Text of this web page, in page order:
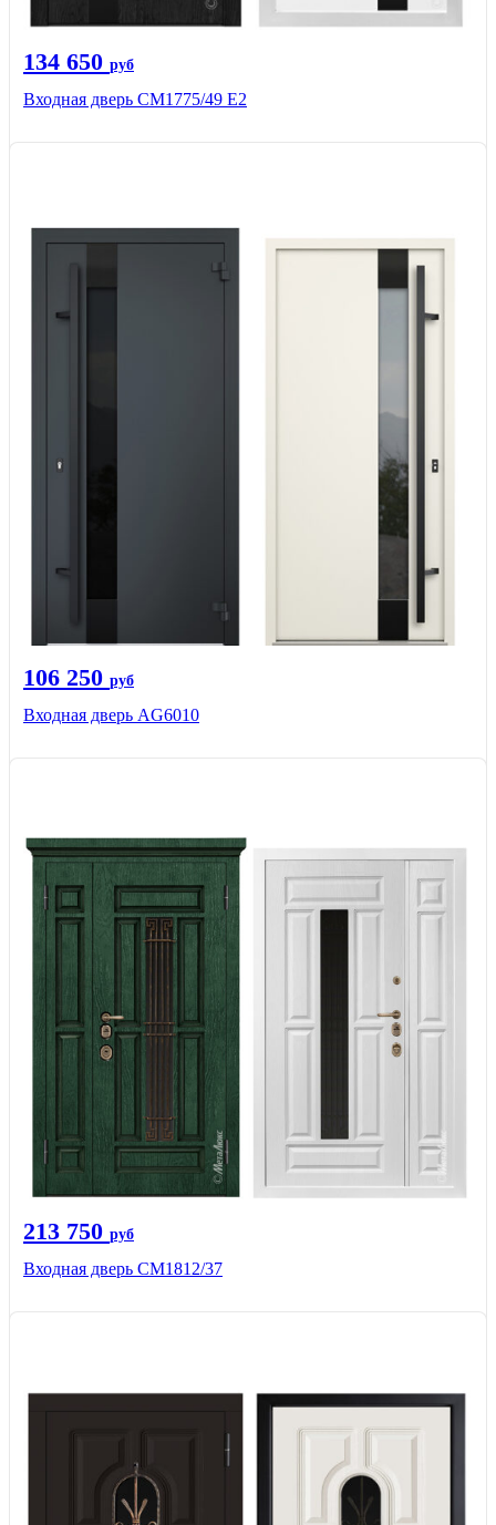
134 650 руб
Входная дверь СМ1775/49 Е2
106 250 руб
Входная дверь AG6010
213 750 руб
Входная дверь СМ1812/37